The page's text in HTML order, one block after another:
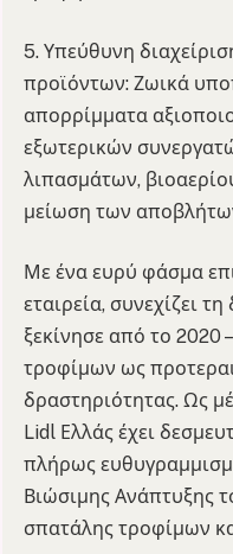
5. Υπεύθυνη
προϊόντων: Ζωικά
απορρίμματα
εξωτερικών
λιπασμάτων,
μείωση των
Με ένα ευρύ φάσμα
εταιρεία, συνεχίζει
ξεκίνησε από το 2020
τροφίμων ως
δραστηριότητας. Ως
Lidl Ελλάς έχει
πλήρως
Βιώσιμης Ανάπτυξης
σπατάλης τροφίμων